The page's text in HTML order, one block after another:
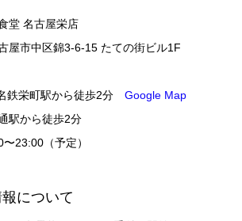
堂 名古屋栄店
屋市中区錦3-6-15 たての街ビル1F
鉄栄町駅から徒歩2分Google Map
駅から徒歩2分
〜23:00（予定）
について